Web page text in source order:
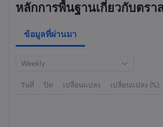
หลักการพื้นฐานเกี่ยวกับตรา
ข้อมูลที่ผ่านมา
Weekly
วันที่ ปิด เปลี่ยนแปลง เปลี่ยนแปลง (%):